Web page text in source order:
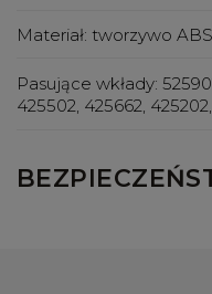
Materiał: tworzywo
Pasujące wkłady:
425502, 425662,